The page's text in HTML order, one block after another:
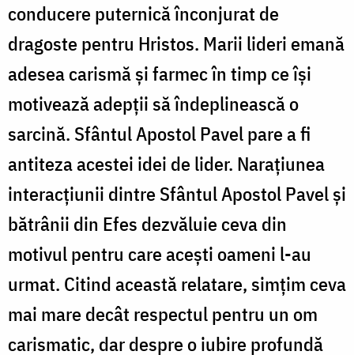
conducere puternică înconjurat de
dragoste pentru Hristos. Marii lideri emană
adesea carismă și farmec în timp ce își
motivează adepții să îndeplinească o
sarcină. Sfântul Apostol Pavel pare a fi
antiteza acestei idei de lider. Narațiunea
interacțiunii dintre Sfântul Apostol Pavel și
bătrânii din Efes dezvăluie ceva din
motivul pentru care acești oameni l-au
urmat. Citind această relatare, simțim ceva
mai mare decât respectul pentru un om
carismatic, dar despre o iubire profundă